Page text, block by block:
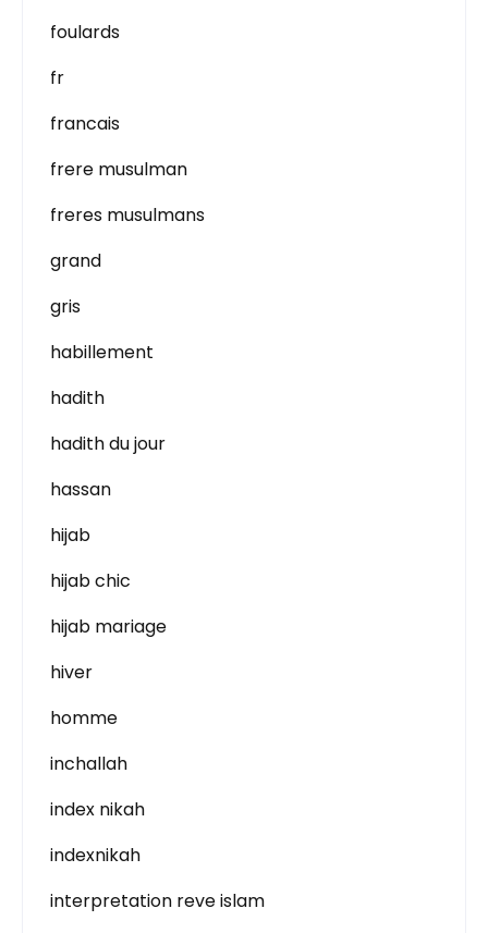
foulards
fr
francais
frere musulman
freres musulmans
grand
gris
habillement
hadith
hadith du jour
hassan
hijab
hijab chic
hijab mariage
hiver
homme
inchallah
index nikah
indexnikah
interpretation reve islam